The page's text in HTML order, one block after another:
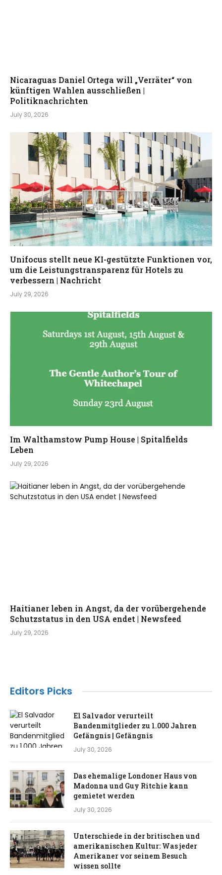
Nicaraguas Daniel Ortega will „Verräter“ von
künftigen Wahlen ausschließen |
Politiknachrichten
July 30, 2026
Unifocus stellt neue KI-gestützte Funktionen vor,
um die Leistungstransparenz für Hotels zu
verbessern | Nachricht
July 29, 2026
Im Walthamstow Pump House | Spitalfields
Leben
July 29, 2026
Haitianer leben in Angst, da der vorübergehende
Schutzstatus in den USA endet | Newsfeed
July 29, 2026
Editors Picks
El Salvador verurteilt
Bandenmitglieder zu 1.000 Jahren
Gefängnis | Gefängnis
July 30, 2026
Das ehemalige Londoner Haus von
Madonna und Guy Ritchie kann
gemietet werden
July 30, 2026
Unterschiede in der britischen und
amerikanischen Kultur: Was jeder
Amerikaner vor seinem Besuch
wissen sollte